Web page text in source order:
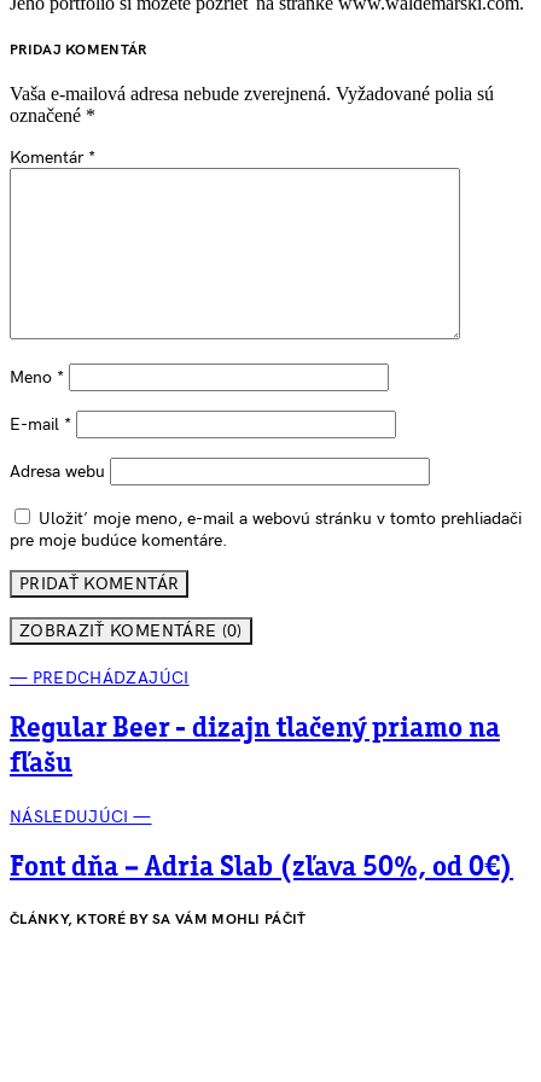
PRIDAJ KOMENTÁR
Vaša e-mailová adresa nebude zverejnená. Vyžadované polia sú
označené *
Komentár *
Meno *
E-mail *
Adresa webu
Uložiť moje meno, e-mail a webovú stránku v tomto prehliadači
pre moje budúce komentáre.
ZOBRAZIŤ KOMENTÁRE (0)
— PREDCHÁDZAJÚCI
Regular Beer - dizajn tlačený priamo na
fľašu
NÁSLEDUJÚCI —
Font dňa – Adria Slab (zľava 50%, od 0€)
ČLÁNKY, KTORÉ BY SA VÁM MOHLI PÁČIŤ